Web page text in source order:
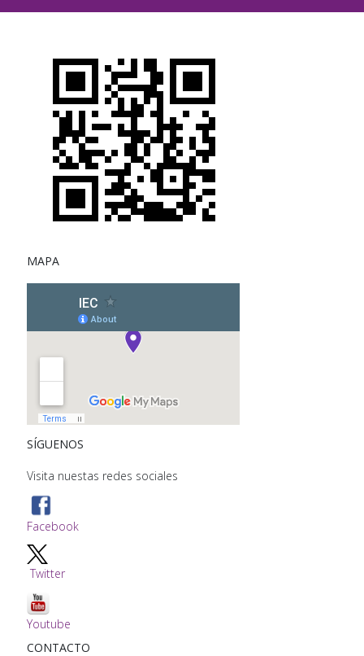
MAPA
SÍGUENOS
Visita nuestas redes sociales
Facebook
Twitter
Youtube
CONTACTO